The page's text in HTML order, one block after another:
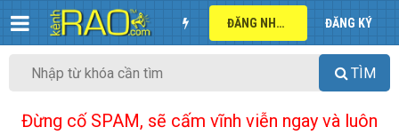
ĐĂNG NHẬP ĐĂNG KÝ
TÌM
Đừng cố SPAM, sẽ cấm vĩnh viễn ngay và luôn